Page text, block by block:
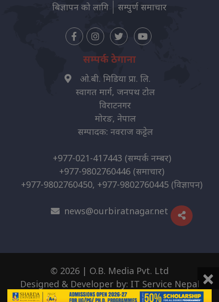
बिज्ञापन को लागि सम्पुर्ण समाचार
सम्पर्क ठेगाना
ओ.बी. मिडिया प्रा. लि.
स्वागत मार्ग, जनपथ टोल
विराटनगर
मोरङ, नेपाल
सम्पादक: नवराज कट्टेल
+977-021-417443 (सम्पर्क नम्बर)
+977-9802760446 (समाचार)
+977-9802760450, +977-9802760445 (विज्ञापन)
news@ourbiratnagar.net
© 2026 | O.B. Media Pvt. Ltd
Designed & Developer by: IT Service Nepal ×